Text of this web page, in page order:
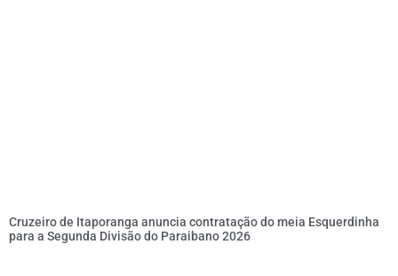
Cruzeiro de Itaporanga anuncia contratação do meia Esquerdinha
para a Segunda Divisão do Paraibano 2026